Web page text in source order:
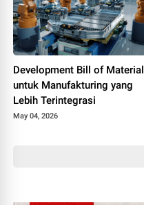
Development Bill of Material
untuk Manufakturing yang
Lebih Terintegrasi
May 04, 2026